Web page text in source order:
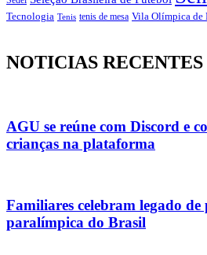
Tecnologia Tenis tenis de mesa Vila Olímpica de
NOTICIAS RECENTES
AGU se reúne com Discord e
crianças na plataforma
Familiares celebram legado
paralímpica do Brasil